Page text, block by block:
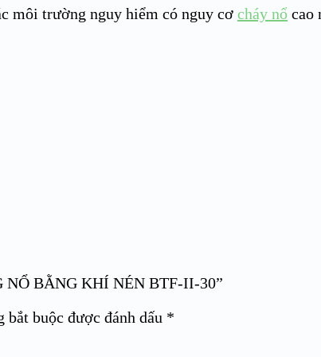
môi trường nguy hiểm có nguy cơ cháy nổ cao
NỔ BẰNG KHÍ NÉN BTF-II-30”
bắt buộc được đánh dấu *